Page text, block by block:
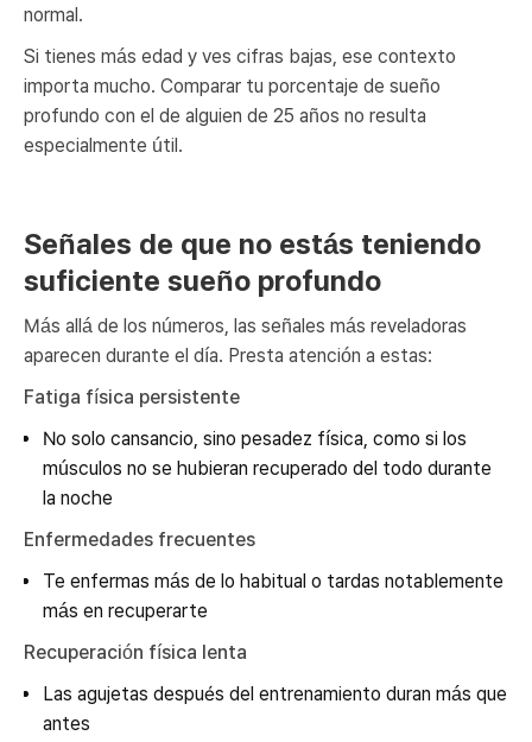
normal.
Si tienes más edad y ves cifras bajas, ese contexto
importa mucho. Comparar tu porcentaje de sueño
profundo con el de alguien de 25 años no resulta
especialmente útil.
Señales de que no estás teniendo
suficiente sueño profundo
Más allá de los números, las señales más reveladoras
aparecen durante el día. Presta atención a estas:
Fatiga física persistente
No solo cansancio, sino pesadez física, como si los
músculos no se hubieran recuperado del todo durante
la noche
Enfermedades frecuentes
Te enfermas más de lo habitual o tardas notablemente
más en recuperarte
Recuperación física lenta
Las agujetas después del entrenamiento duran más que
antes